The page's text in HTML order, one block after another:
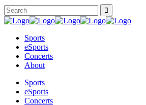
Sports
eSports
Concerts
About
Sports
eSports
Concerts